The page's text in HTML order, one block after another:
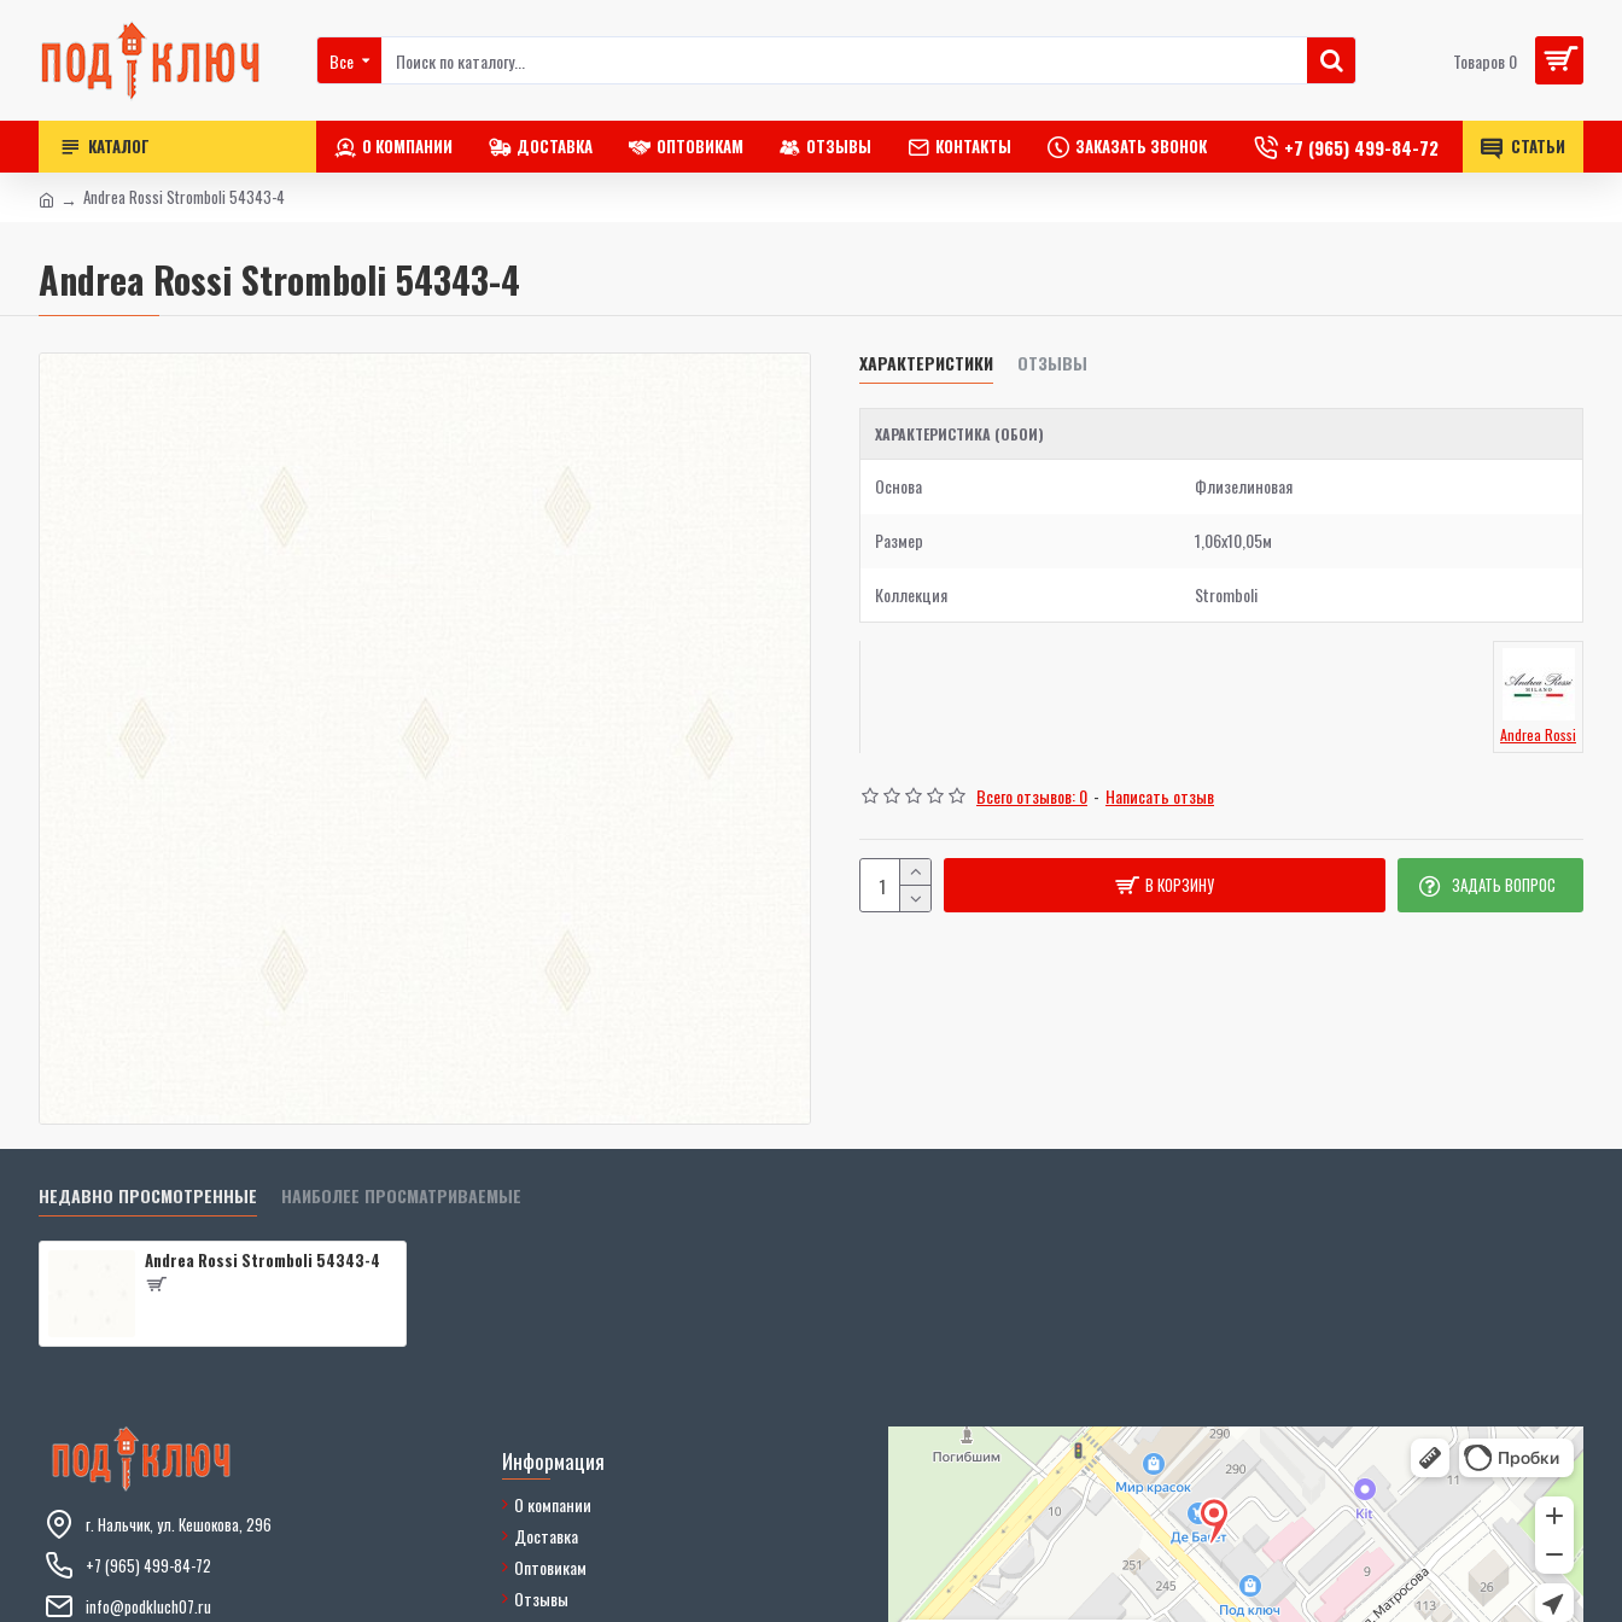
Все Товаров 0
КАТАЛОГ О КОМПАНИИ ДОСТАВКА ОПТОВИКАМ ОТЗЫВЫ КОНТАКТЫ ЗАКАЗАТЬ ЗВОНОК +7 (965) 499-84-72 СТАТЬИ
Andrea Rossi Stromboli 54343-4
Andrea Rossi Stromboli 54343-4
ХАРАКТЕРИСТИКИ ОТЗЫВЫ
ХАРАКТЕРИСТИКА (ОБОИ)
Основа Флизелиновая
Размер 1,06x10,05м
Коллекция Stromboli
Andrea Rossi
Всего отзывов: 0 - Написать отзыв
В КОРЗИНУ ЗАДАТЬ ВОПРОС
НЕДАВНО ПРОСМОТРЕННЫЕ НАИБОЛЕЕ ПРОСМАТРИВАЕМЫЕ
Andrea Rossi Stromboli 54343-4
г. Нальчик, ул. Кешокова, 296
+7 (965) 499-84-72
info@podkluch07.ru
Информация
О компании
Доставка
Оптовикам
Отзывы